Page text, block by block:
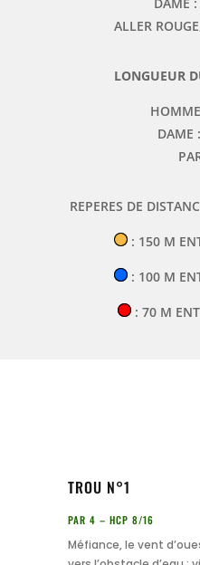
ALLER
LONGUEUR
DAME
REPERES DE
: 150 M
: 100 M
: 70 M
TROU N°1
PAR 4 – HCP 8/16
Méfiance, le vent